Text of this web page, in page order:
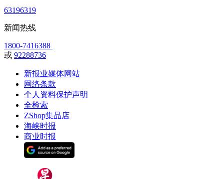
63196319
新闻热线
1800-7416388
或 92288736
新报业媒体网站
网络条款
个人资料保护声明
全检索
ZShop集品店
海峡时报
商业时报